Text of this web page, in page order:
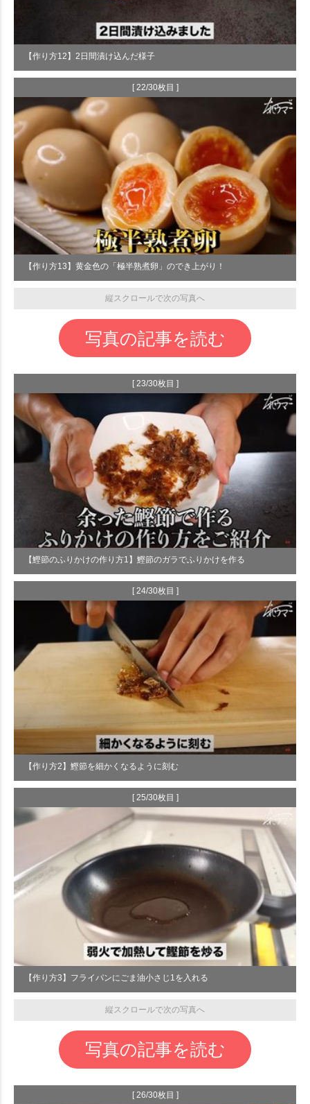
【作り方12】2日間漬け込んだ様子
[ 22/30枚目 ]
【作り方13】黄金色の「極半熟煮卵」のでき上がり！
縦スクロールで次の写真へ
写真の記事を読む
[ 23/30枚目 ]
【鰹節のふりかけの作り方1】鰹節のガラでふりかけを作る
[ 24/30枚目 ]
【作り方2】鰹節を細かくなるように刻む
[ 25/30枚目 ]
【作り方3】フライパンにごま油小さじ1を入れる
縦スクロールで次の写真へ
写真の記事を読む
[ 26/30枚目 ]